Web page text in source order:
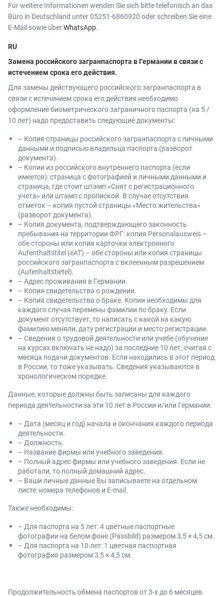
Für weitere Informationen wenden Sie sich bitte telefonisch an das
Büro in Deutschland unter 05251-6860920 oder schreiben Sie eine
E-Mail sowie überWhatsApp.
RU
Замена российского загранпаспорта в Германии в связи с
истечением срока его действия.
Для замены действующего российского загранпаспорта в
связи с истечением срока его действия необходимо
оформление биометрического заграничного паспорта (на 5 /
10 лет) надо предоставить следующие документы:
– Копия страницы российского загранпаспорта с личными
данными и подписью владельца паспорта (разворот
документа).
– Копии из российского внутреннего паспорта (если
имеется): страница с фотографией и личными данными и
страница, где стоит штамп «Снят с регистрационного
учета» или штамп с пропиской. В случае отсутствия
отметок – копия пустой страницы «Место жительства»
(разворот документа).
– Копия документа, подтверждающего законность
пребывания на территории ФРГ: копия Personalausweis –
обе стороны или копия карточки электронного
Aufenthaltstitel (eAT) – обе стороны или копия страницы
российского загранпаспорта с вклеенным разрешением
(Aufenhaltstietel).
– Адрес проживания в Германии.
– Копия свидетельства о рождении.
– Копия свидетельства о браке. Копии необходимы для
каждого случая перемены фамилии по браку. Если
документ отсутствует, то написать с какой на какую
фамилию меняли, дату регистрации и место регистрации.
– Сведения о трудовой деятельности или учебе (обучение
на курсах включать не надо) за последние 10 лет, считая с
месяца подачи документов. Если находились в этот период
в России, то тоже указывать. Сведения указываются в
хронологическом порядке.
Данные, которые должны быть записаны для каждого
периода деятельности за эти 10 лет в России и/или Германии:
– Дата (месяц и год) начала и окончания каждого периода
деятельности.
– Должность.
– Название фирмы или учебного заведения.
– Полный адрес фирмы или учебного заведения. Если не
работали, то полный домашний адрес.
– Ваши личные данные Вы записываете на отдельном
листе: номера телефонов и E-mail.
Также необходимы:
– Для паспорта на 5 лет: 4 цветные паспортные
фотографии на белом фоне (Passbild) размером 3,5 × 4,5 см.
– Для паспорта на 10 лет: 1 цветная паспортная
фотография размером 3,5 × 4,5 см.
Продолжительность обмена паспортов от 3-х до 6 месяцев.